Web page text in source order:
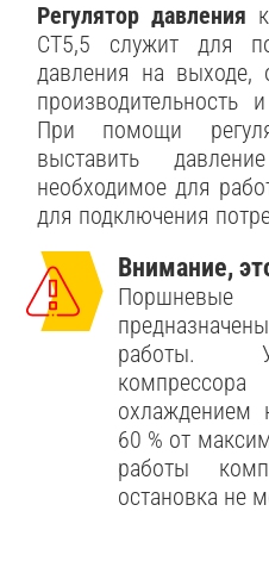
Регулятор давления
CT5,5 служит для
давления на выходе,
производительность
При помощи
выставить
необходимое для
для подключения
Внимание,
работы.
охлаждением
60 % от
работы
остановка не